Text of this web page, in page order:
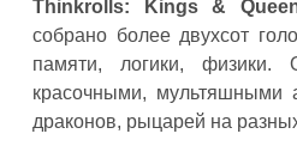
Thinkrolls: Kings &
собрано более двухсот
памяти, логики, физики.
красочными, мультяшными
драконов, рыцарей на